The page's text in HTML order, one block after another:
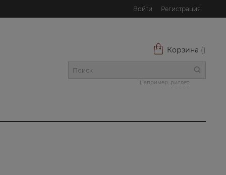
Войти Регистрация
Корзина ()
Например: рислет